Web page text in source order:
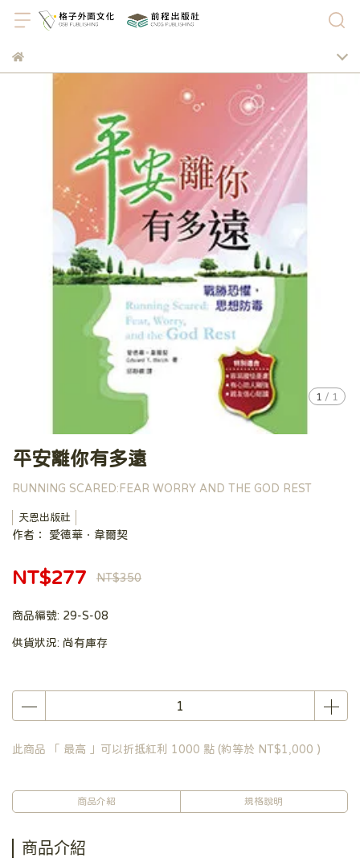
1 / 1
平安離你有多遠
RUNNING SCARED:FEAR WORRY AND THE GOD REST
天恩出版社
作者： 愛德華．韋爾契
NT$277 NT$350
商品編號: 29-S-08
供貨狀況: 尚有庫存
此商品 「 最高 」可以折抵紅利 1000 點 (約等於 NT$1,000 )
商品介紹 規格說明
商品介紹